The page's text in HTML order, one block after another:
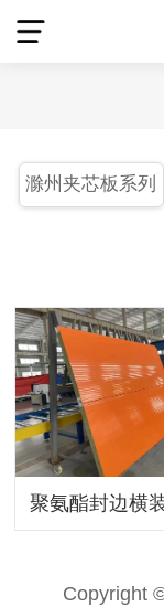
滁州夹芯板系列
聚氨酯封边横
Copyright